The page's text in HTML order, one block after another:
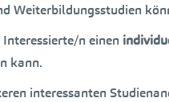
Weiterbildungsstudien
n einen
kann.
interessanten